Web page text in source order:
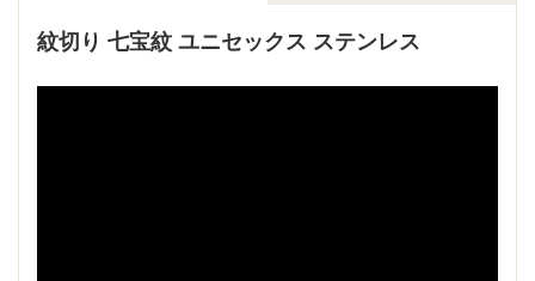
紋切り 七宝紋 ユニセックス ステンレス